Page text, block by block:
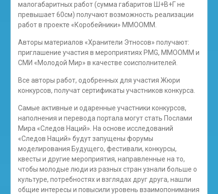
малогабаритных работ (сумма габаритов Ш+В+Г не
превышает 60см) получают возможность реализации
работ в проекте «Коробейники» ММООММ.
Авторы материалов «Хранители Этносов» получают:
приглашение участия в мероприятиях PMG, ММООММ и
СМИ «Молодой Мир» в качестве соисполнителей.
Все авторы работ, одобренных для участия Жюри
конкурсов, получат сертификаты участников конкурса.
Самые активные и одаренные участники конкурсов,
наполнения и перевода портала могут стать Послами
Мира «Следов Наций». На основе исследований
«Следов Наций» будут запущены форумы
моделирования Будущего, фестивали, конкурсы,
квесты и другие мероприятия, направленные на то,
чтобы молодые люди из разных стран узнали больше о
культуре, потребностях и взглядах друг друга, нашли
общие интересы и повысили уровень взаимопонимания